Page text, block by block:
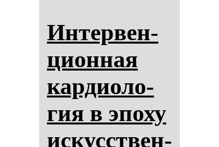
Ин­тер­вен­
ци­он­ная
кар­ди­оло­
гия в эпо­ху
ис­кусствен­